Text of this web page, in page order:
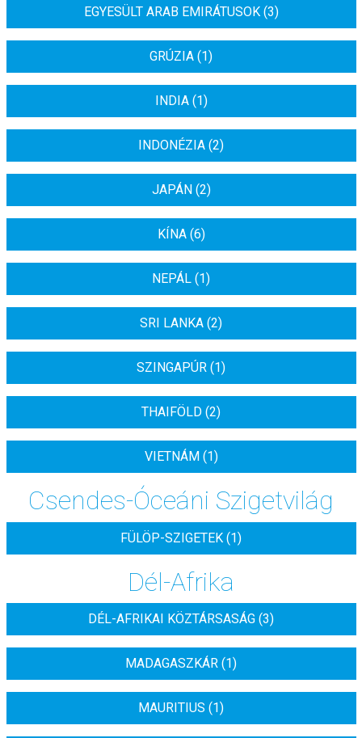
EGYESÜLT ARAB EMIRÁTUSOK (3)
GRÚZIA (1)
INDIA (1)
INDONÉZIA (2)
JAPÁN (2)
KÍNA (6)
NEPÁL (1)
SRI LANKA (2)
SZINGAPÚR (1)
THAIFÖLD (2)
VIETNÁM (1)
Csendes-Óceáni Szigetvilág
FÜLÖP-SZIGETEK (1)
Dél-Afrika
DÉL-AFRIKAI KÖZTÁRSASÁG (3)
MADAGASZKÁR (1)
MAURITIUS (1)